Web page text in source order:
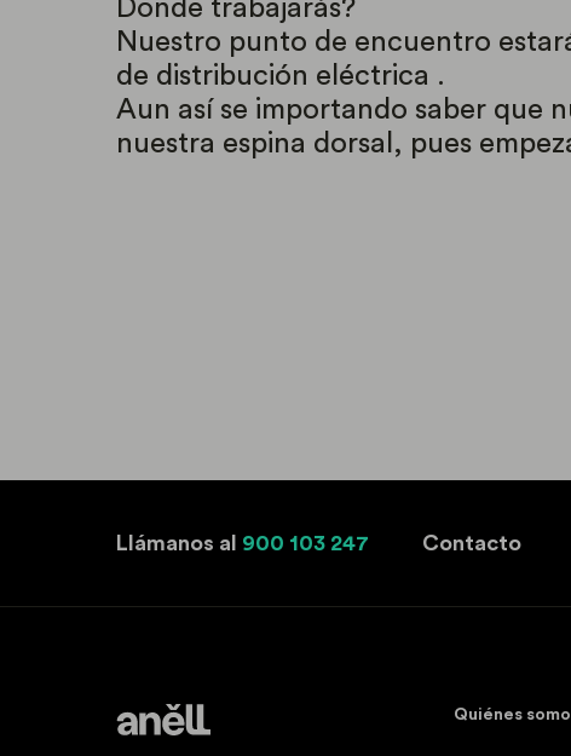
Donde trabajarás?
Nuestro punto de encuentro
de distribución eléctrica .
Aun así se importando saber que
nuestra espina dorsal, pues
Llámanos al 900 103 247 Contacto
Quiénes